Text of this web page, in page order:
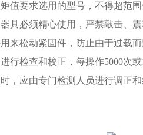
值要求选用的型号，不得超范
具必须精心使用，严禁敲击、
来松动紧固件，防止由于过载
行检查和校正，每操作5000次或
，应由专门检测人员进行调正